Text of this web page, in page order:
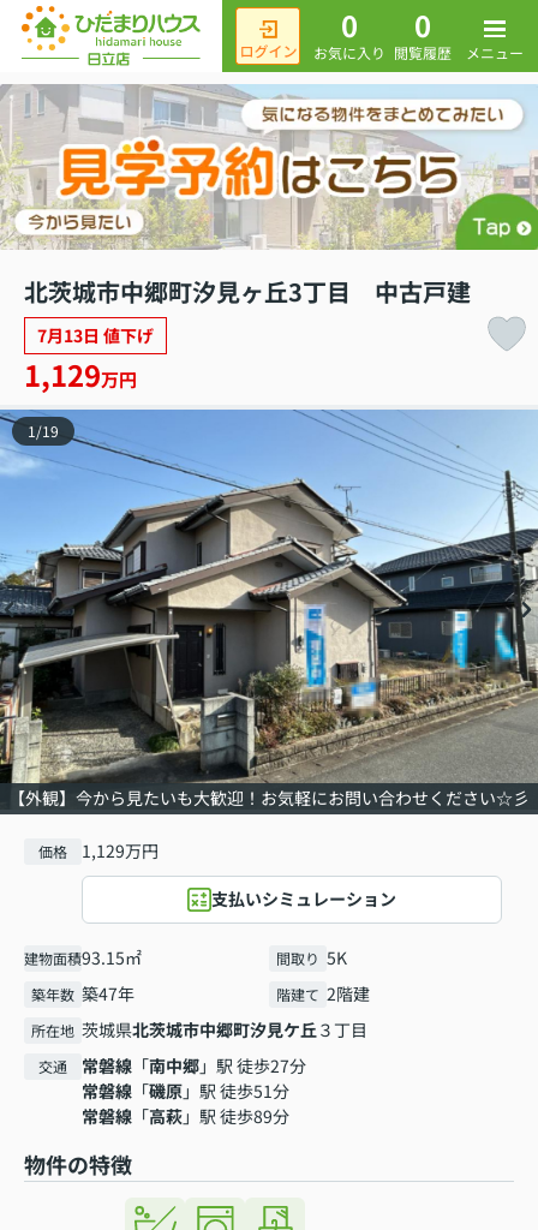
0
お気に入り
0
閲覧履歴 メニュー
北茨城市中郷町汐見ヶ丘3丁目 中古戸建
7月13日 値下げ
1,129万円
【外観】今から見たいも大歓迎！お気軽にお問い合わせください☆彡
1/19
価格 1,129万円
支払いシミュレーション
建物面積93.15㎡ 間取り 5K
築年数 築47年 階建て 2階建
所在地 茨城県北茨城市中郷町汐見ケ丘 ３丁目
交通 常磐線 「南中郷」駅 徒歩27分
常磐線 「磯原」駅 徒歩51分
常磐線 「高萩」駅 徒歩89分
物件の特徴